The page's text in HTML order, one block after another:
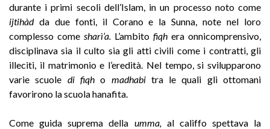
durante i primi secoli dell’Islam, in un processo noto come
ijtihàd da due fonti, il Corano e la Sunna, note nel loro
complesso come sharì’a. L’ambito fiqh era onnicomprensivo,
disciplinava sia il culto sia gli atti civili come i contratti, gli
illeciti, il matrimonio e l’eredità. Nel tempo, si svilupparono
varie scuole di fiqho madhabi tra le quali gli ottomani
favorirono la scuola hanafita.
Come guida suprema della umma, al califfo spettava la